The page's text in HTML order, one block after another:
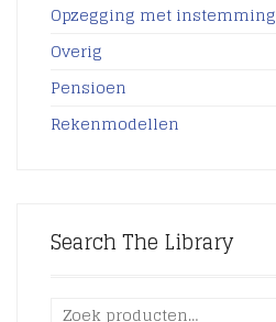
Opzegging met instemming
Overig
Pensioen
Rekenmodellen
Search The Library